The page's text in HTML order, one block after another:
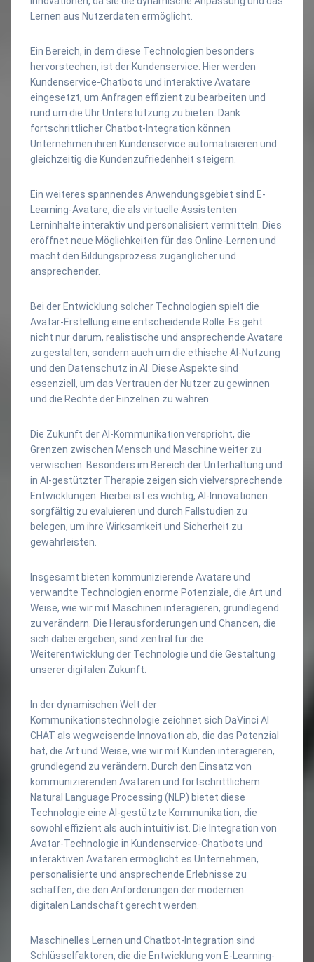
Lernen aus Nutzerdaten ermöglicht.
Ein Bereich, in dem diese Technologien besonders
hervorstechen, ist der Kundenservice. Hier werden
Kundenservice-Chatbots und interaktive Avatare
eingesetzt, um Anfragen effizient zu bearbeiten und
rund um die Uhr Unterstützung zu bieten. Dank
fortschrittlicher Chatbot-Integration können
Unternehmen ihren Kundenservice automatisieren und
gleichzeitig die Kundenzufriedenheit steigern.
Ein weiteres spannendes Anwendungsgebiet sind E-
Learning-Avatare, die als virtuelle Assistenten
Lerninhalte interaktiv und personalisiert vermitteln. Dies
eröffnet neue Möglichkeiten für das Online-Lernen und
macht den Bildungsprozess zugänglicher und
ansprechender.
Bei der Entwicklung solcher Technologien spielt die
Avatar-Erstellung eine entscheidende Rolle. Es geht
nicht nur darum, realistische und ansprechende Avatare
zu gestalten, sondern auch um die ethische AI-Nutzung
und den Datenschutz in AI. Diese Aspekte sind
essenziell, um das Vertrauen der Nutzer zu gewinnen
und die Rechte der Einzelnen zu wahren.
Die Zukunft der AI-Kommunikation verspricht, die
Grenzen zwischen Mensch und Maschine weiter zu
verwischen. Besonders im Bereich der Unterhaltung und
in AI-gestützter Therapie zeigen sich vielversprechende
Entwicklungen. Hierbei ist es wichtig, AI-Innovationen
sorgfältig zu evaluieren und durch Fallstudien zu
belegen, um ihre Wirksamkeit und Sicherheit zu
gewährleisten.
Insgesamt bieten kommunizierende Avatare und
verwandte Technologien enorme Potenziale, die Art und
Weise, wie wir mit Maschinen interagieren, grundlegend
zu verändern. Die Herausforderungen und Chancen, die
sich dabei ergeben, sind zentral für die
Weiterentwicklung der Technologie und die Gestaltung
unserer digitalen Zukunft.
In der dynamischen Welt der
Kommunikationstechnologie zeichnet sich DaVinci AI
CHAT als wegweisende Innovation ab, die das Potenzial
hat, die Art und Weise, wie wir mit Kunden interagieren,
grundlegend zu verändern. Durch den Einsatz von
kommunizierenden Avataren und fortschrittlichem
Natural Language Processing (NLP) bietet diese
Technologie eine AI-gestützte Kommunikation, die
sowohl effizient als auch intuitiv ist. Die Integration von
Avatar-Technologie in Kundenservice-Chatbots und
interaktiven Avataren ermöglicht es Unternehmen,
personalisierte und ansprechende Erlebnisse zu
schaffen, die den Anforderungen der modernen
digitalen Landschaft gerecht werden.
Maschinelles Lernen und Chatbot-Integration sind
Schlüsselfaktoren, die die Entwicklung von E-Learning-